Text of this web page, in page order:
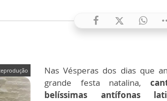
Nas Vésperas dos dias que
grande festa natalina,
belíssimas antífonas